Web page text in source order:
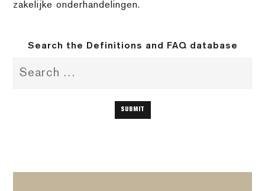
zakelijke onderhandelingen.
Search the Definitions and FAQ database